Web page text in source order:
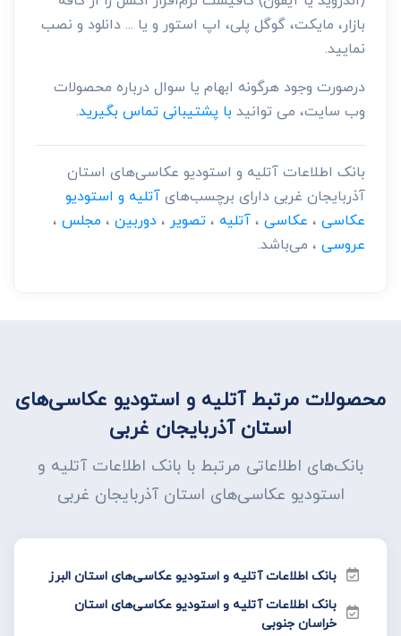
بازار، مایکت، گوگل پلی، اپ استور و یا ... دانلود و نصب
نمایید.
درصورت وجود هرگونه ابهام یا سوال درباره محصولات
وب سایت، می توانید با پشتیبانی تماس بگیرید.
بانک اطلاعات آتلیه و استودیو عکاسی‌های استان
آذربایجان غربی دارای برچسب‌هایآتلیه و استودیو
عکاسی ، عکاسی ،آتلیه ،تصویر ،دوربین ، مجلس ،
عروسی ، می‌باشد.
محصولات مرتبط آتلیه و استودیو عکاسی‌های
استان آذربایجان غربی
بانک‌های اطلاعاتی مرتبط با بانک اطلاعات آتلیه و
استودیو عکاسی‌های استان آذربایجان غربی
بانک اطلاعات آتلیه و استودیو عکاسی‌های استان البرز
بانک اطلاعات آتلیه و استودیو عکاسی‌های استان
خراسان جنوبی